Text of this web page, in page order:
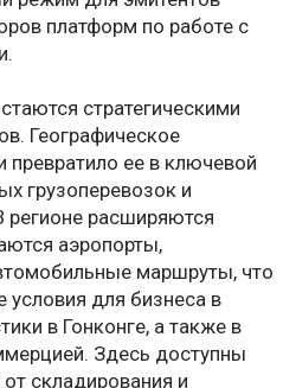
платформ по работе с
стратегическими
Географическое
ее в ключевой
грузоперевозок и
регионе расширяются
аэропорты,
маршруты, что
условия для бизнеса в
в Гонконге, а также в
Здесь доступны
складирования и